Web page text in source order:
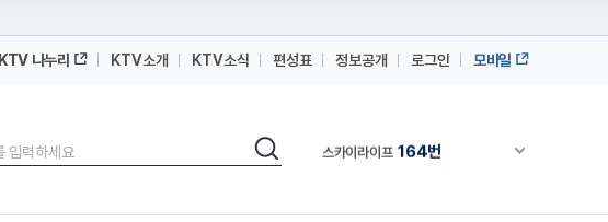
KTV 나누리 KTV소개 KTV소식 편성표 정보공개 로그인 모바일
검색 채널안내 펼쳐
스카이라이프 164번
스카이라이프 164번